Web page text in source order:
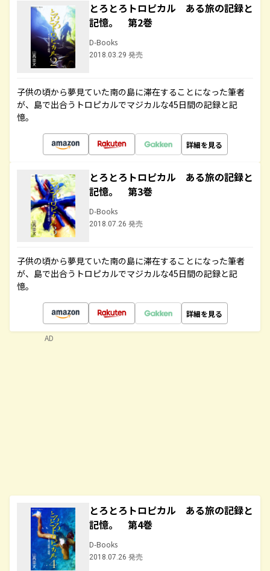
とろとろトロピカル ある旅の記録と
記憶。 第2巻
D-Books
2018.03.29 発売
子供の頃から夢見ていた南の島に滞在することになった筆者
が、島で出合うトロピカルでマジカルな45日間の記録と記
憶。
詳細を見る
とろとろトロピカル ある旅の記録と
記憶。 第3巻
D-Books
2018.07.26 発売
子供の頃から夢見ていた南の島に滞在することになった筆者
が、島で出合うトロピカルでマジカルな45日間の記録と記
憶。
詳細を見る
とろとろトロピカル ある旅の記録と
記憶。 第4巻
D-Books
2018.07.26 発売
AD